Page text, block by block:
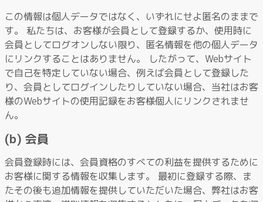
この情報は個人データではなく、いずれにせよ匿名のままで
す。 私たちは、お客様が会員として登録するか、使用時に
会員としてログオンしない限り、匿名情報を他の個人データ
にリンクすることはありません。 したがって、Webサイト
で自己を特定していない場合、例えば会員として登録した
り、会員としてログインしたりしていない場合、当社はお客
様のWebサイトの使用記録をお客様個人にリンクされませ
ん。
(b) 会員
会員登録時には、会員資格のすべての利益を提供するために
お客様に関する情報を収集します。 最初に登録する際、ま
たその後も追加情報を提供していただいた場合、弊社はお客